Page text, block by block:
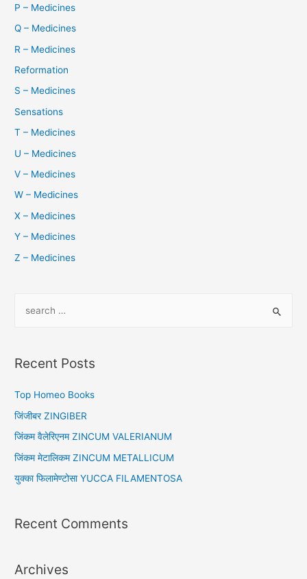
P – Medicines
Q – Medicines
R – Medicines
Reformation
S – Medicines
Sensations
T – Medicines
U – Medicines
V – Medicines
W – Medicines
X – Medicines
Y – Medicines
Z – Medicines
r
h
f
o
Recent Posts
Top Homeo Books
जिंजीबर ZINGIBER
जिंकम वैलेरिएनम ZINCUM VALERIANUM
जिंकम मेटालिकम ZINCUM METALLICUM
युक्का फिलामेण्टोसा YUCCA FILAMENTOSA
Recent Comments
Archives